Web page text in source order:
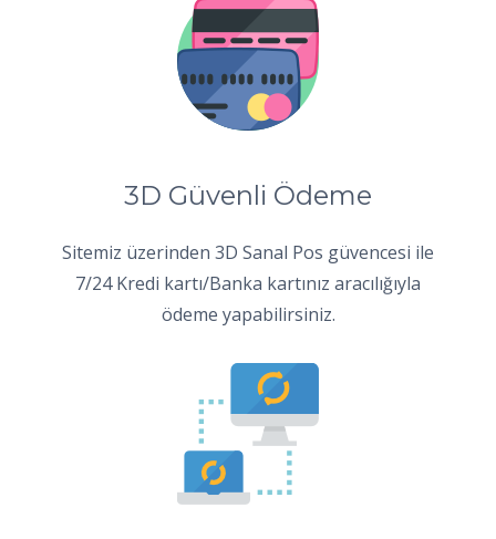
3D Güvenli Ödeme
Sitemiz üzerinden 3D Sanal Pos güvencesi ile
7/24 Kredi kartı/Banka kartınız aracılığıyla
ödeme yapabilirsiniz.